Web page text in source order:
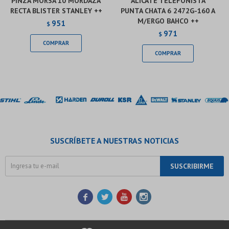
RECTA BLISTER STANLEY ++
$ 951
PUNTA CHATA 6 2472G-160 A
M/ERGO BAHCO ++
$ 971
SUSCRÍBETE A NUESTRAS NOTICIAS
SUSCRIBIRME
   